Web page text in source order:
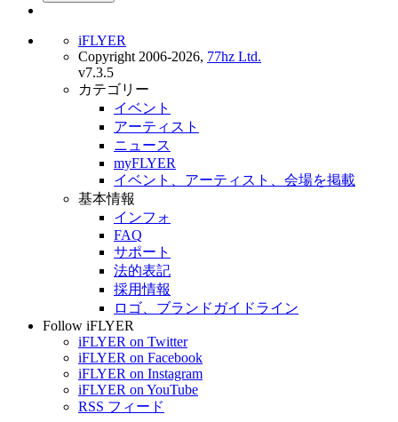
iFLYER
Copyright 2006-2026, 77hz Ltd.
v7.3.5
カテゴリー
イベント
アーティスト
ニュース
myFLYER
イベント、アーティスト、会場を掲載
基本情報
インフォ
FAQ
サポート
法的表記
採用情報
ロゴ、ブランドガイドライン
Follow iFLYER
iFLYER on Twitter
iFLYER on Facebook
iFLYER on Instagram
iFLYER on YouTube
RSS フィード